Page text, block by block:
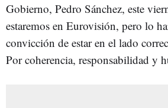
Gobierno, Pedro Sánchez, este
estaremos en Eurovisión, pero lo
convicción de estar en el lado
Por coherencia, responsabilidad y